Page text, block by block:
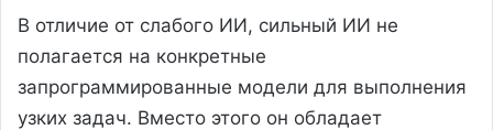
В отличие от слабого ИИ, сильный ИИ не
полагается на конкретные
запрограммированные модели для выполнения
узких задач. Вместо этого он обладает